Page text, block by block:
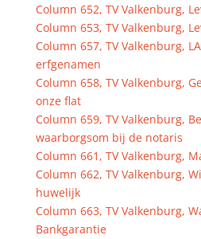
Column 652, TV Valkenburg,
Column 653, TV Valkenburg,
Column 657, TV Valkenburg,
erfgenamen
Column 658, TV Valkenburg,
onze flat
Column 659, TV Valkenburg,
waarborgsom bij de notaris
Column 661, TV Valkenburg,
Column 662, TV Valkenburg,
huwelijk
Column 663, TV Valkenburg,
Bankgarantie